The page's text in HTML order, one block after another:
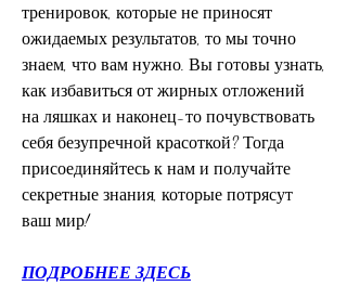
тренировок, которые не приносят
ожидаемых результатов, то мы точно
знаем, что вам нужно. Вы готовы узнать,
как избавиться от жирных отложений
на ляшках и наконец-то почувствовать
себя безупречной красоткой? Тогда
присоединяйтесь к нам и получайте
секретные знания, которые потрясут
ваш мир!
ПОДРОБНЕЕ ЗДЕСЬ